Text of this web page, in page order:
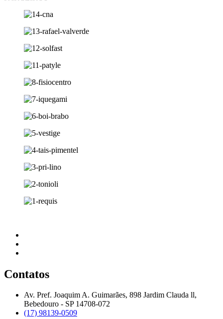
Contatos
Av. Pref. Joaquim A. Guimarães, 898 Jardim Clauda ll,
Bebedouro - SP 14708-072
(17) 98139-0509